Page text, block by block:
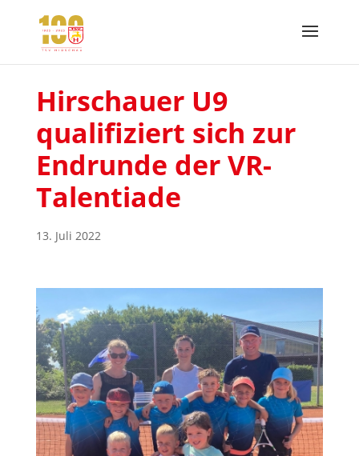
Hirschauer U9
qualifiziert sich zur
Endrunde der VR-
Talentiade
13. Juli 2022